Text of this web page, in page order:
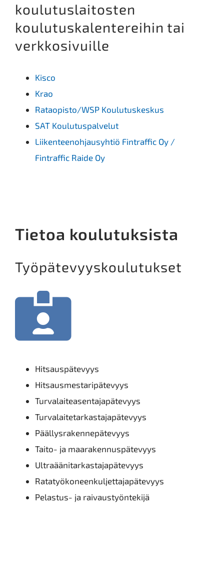
koulutuslaitosten
koulutuskalentereihin tai
verkkosivuille
Kisco
Krao
Rataopisto/WSP Koulutuskeskus
SAT Koulutuspalvelut
Liikenteenohjausyhtiö Fintraffic Oy /
Fintraffic Raide Oy
Tietoa koulutuksista
Työpätevyyskoulutukset
Hitsauspätevyys
Hitsausmestaripätevyys
Turvalaiteasentajapätevyys
Turvalaitetarkastajapätevyys
Päällysrakennepätevyys
Taito- ja maarakennuspätevyys
Ultraäänitarkastajapätevyys
Ratatyökoneenkuljettajapätevyys
Pelastus- ja raivaustyöntekijä